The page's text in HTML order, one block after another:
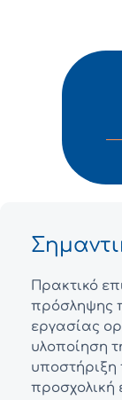
Πρακτικό
πρόσληψης
εργασίας
υλοποίηση
υποστήριξη
προσχολική